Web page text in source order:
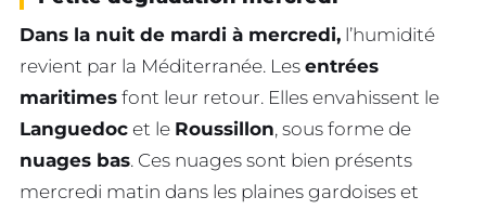
Dans la nuit de mardi à mercredi, l’humidité
revient par la Méditerranée. Les entrées
maritimes font leur retour. Elles envahissent le
Languedoc et le Roussillon, sous forme de
nuages bas. Ces nuages sont bien présents
mercredi matin dans les plaines gardoises et